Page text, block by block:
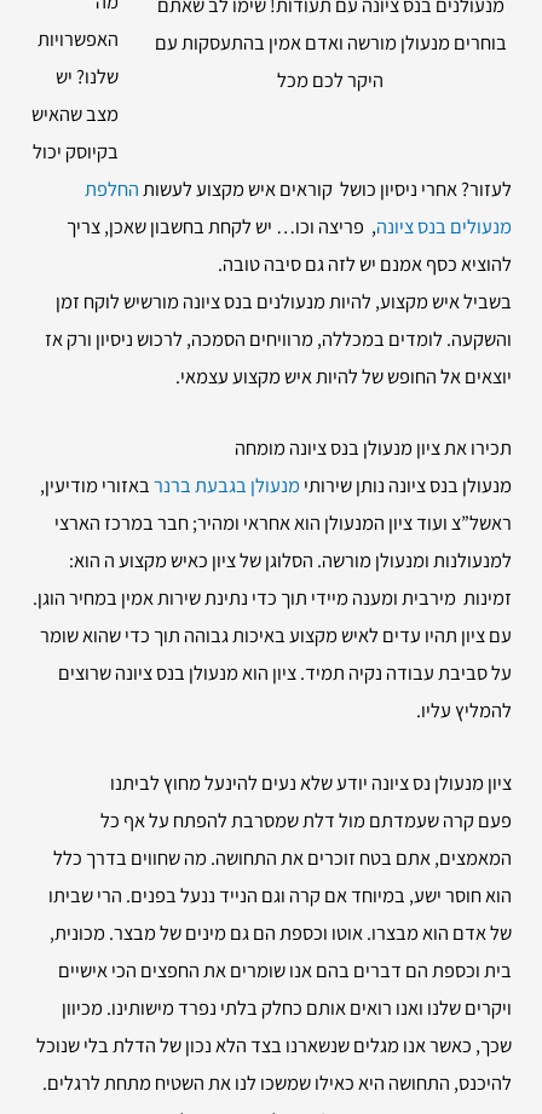
בוחרים מנעולן מורשה ואדם אמין בהתעסקות עם
היקר לכם מכל
האפשרויות
שלנו? יש
מצב שהאיש
בקיוסק יכול
לעזור? אחרי ניסיון כושל קוראים איש מקצוע לעשותהחלפת
מנעולים בנס ציונה, פריצה וכו… יש לקחת בחשבון שאכן, צריך
להוציא כסף אמנם יש לזה גם סיבה טובה.
בשביל איש מקצוע, להיות מנעולנים בנס ציונה מורשיש לוקח זמן
והשקעה. לומדים במכללה, מרוויחים הסמכה, לרכוש ניסיון ורק אז
יוצאים אל החופש של להיות איש מקצוע עצמאי.
תכירו את ציון מנעולן בנס ציונה מומחה
מנעולן בנס ציונה נותן שירותי מנעולן בגבעת ברנרבאזורי מודיעין,
ראשל”צ ועוד ציון המנעולן הוא אחראי ומהיר; חבר במרכז הארצי
למנעולנות ומנעולן מורשה. הסלוגן של ציון כאיש מקצוע ה הוא:
זמינות מירבית ומענה מיידי תוך כדי נתינת שירות אמין במחיר הוגן.
עם ציון תהיו עדים לאיש מקצוע באיכות גבוהה תוך כדי שהוא שומר
על סביבת עבודה נקיה תמיד. ציון הוא מנעולן בנס ציונה שרוצים
להמליץ עליו.
ציון מנעולן נס ציונה יודע שלא נעים להינעל מחוץ לביתנו
פעם קרה שעמדתם מול דלת שמסרבת להפתח על אף כל
המאמצים, אתם בטח זוכרים את התחושה. מה שחווים בדרך כלל
הוא חוסר ישע, במיוחד אם קרה וגם הנייד ננעל בפנים. הרי שביתו
של אדם הוא מבצרו. אוטו וכספת הם גם מינים של מבצר. מכונית,
בית וכספת הם דברים בהם אנו שומרים את החפצים הכי אישיים
ויקרים שלנו ואנו רואים אותם כחלק בלתי נפרד מישותינו. מכיוון
שכך, כאשר אנו מגלים שנשארנו בצד הלא נכון של הדלת בלי שנוכל
להיכנס, התחושה היא כאילו שמשכו לנו את השטיח מתחת לרגלים.